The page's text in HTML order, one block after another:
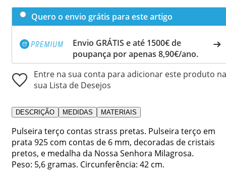
Quero o envio grátis para este artigo
Envio GRÁTIS e até 1500€ de
poupança por apenas 8,90€/ano.
Entre na sua conta para adicionar este produto na
sua Lista de Desejos
DESCRIÇÃO MEDIDAS MATERIAIS
Pulseira terço contas strass pretas. Pulseira terço em
prata 925 com contas de 6 mm, decoradas de cristais
pretos, e medalha da Nossa Senhora Milagrosa.
Peso: 5,6 gramas. Circunferência: 42 cm.